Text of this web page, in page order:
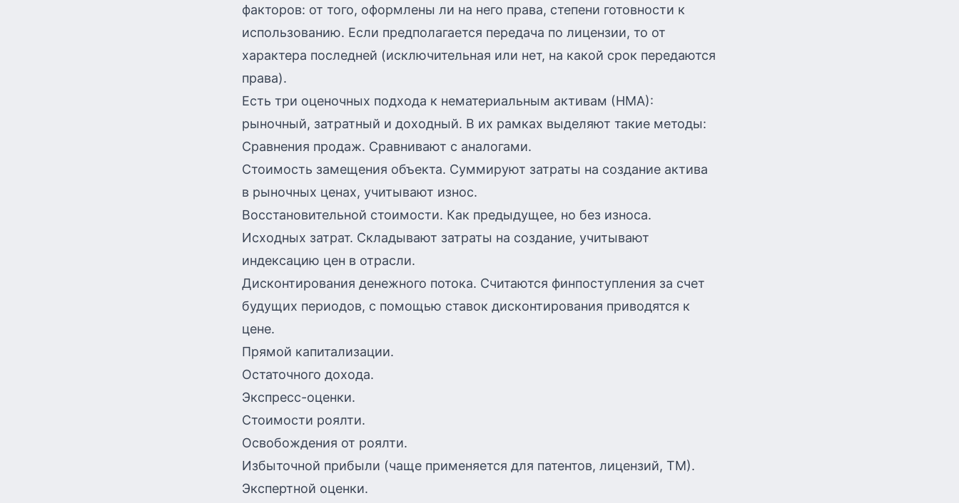
факторов: от того, оформлены ли на него права, степени готовности к
использованию. Если предполагается передача по лицензии, то от
характера последней (исключительная или нет, на какой срок передаются
права).
Есть три оценочных подхода к нематериальным активам (НМА):
рыночный, затратный и доходный. В их рамках выделяют такие методы:
Сравнения продаж. Сравнивают с аналогами.
Стоимость замещения объекта. Суммируют затраты на создание актива
в рыночных ценах, учитывают износ.
Восстановительной стоимости. Как предыдущее, но без износа.
Исходных затрат. Складывают затраты на создание, учитывают
индексацию цен в отрасли.
Дисконтирования денежного потока. Считаются финпоступления за счет
будущих периодов, с помощью ставок дисконтирования приводятся к
цене.
Прямой капитализации.
Остаточного дохода.
Экспресс-оценки.
Стоимости роялти.
Освобождения от роялти.
Избыточной прибыли (чаще применяется для патентов, лицензий, ТМ).
Экспертной оценки.